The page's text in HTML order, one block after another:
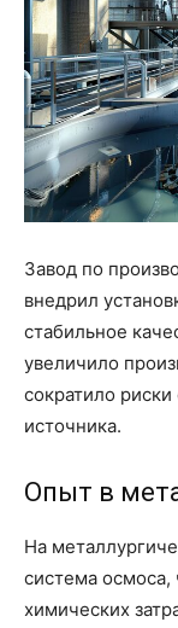
Завод по
внедрил
стабильное
увеличило
сократило
источника.
Опыт в
На
система осмоса,
химических